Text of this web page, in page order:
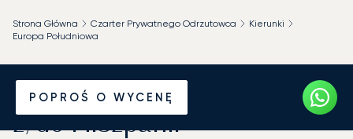
POPROŚ O WYCENĘ
Strona Główna Czarter Prywatnego Odrzutowca
Kierunki
Europa Południowa
Wynajmij jet prywatny
z/do Hiszpanii